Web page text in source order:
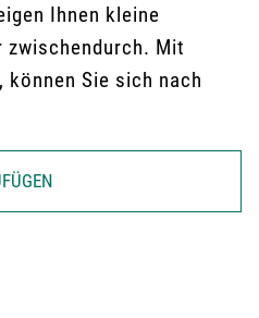
Ihnen kleine
zwischendurch. Mit
können Sie sich nach